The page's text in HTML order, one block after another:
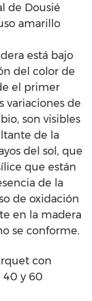
de Dousié
amarillo
está bajo
del color de
el primer
variaciones de
son visibles
de la
del sol, que
que están
de la
de oxidación
en la madera
se conforme.
con
40 y 60